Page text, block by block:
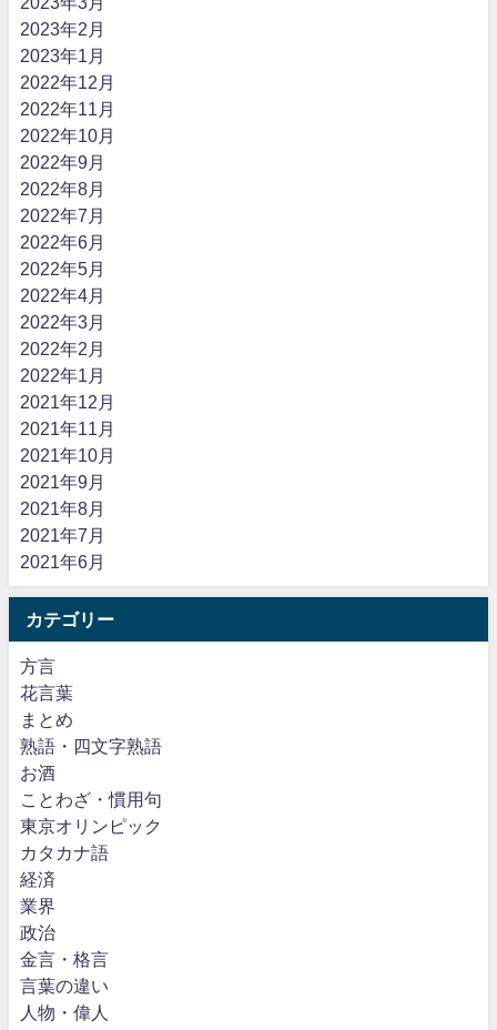
2023年2月
2023年1月
2022年12月
2022年11月
2022年10月
2022年9月
2022年8月
2022年7月
2022年6月
2022年5月
2022年4月
2022年3月
2022年2月
2022年1月
2021年12月
2021年11月
2021年10月
2021年9月
2021年8月
2021年7月
2021年6月
カテゴリー
方言
花言葉
まとめ
熟語・四文字熟語
お酒
ことわざ・慣用句
東京オリンピック
カタカナ語
経済
業界
政治
金言・格言
言葉の違い
人物・偉人